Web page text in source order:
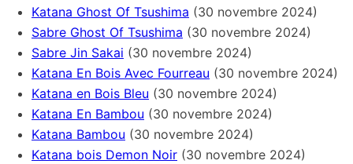
Katana Ghost Of Tsushima (30 novembre 2024)
Sabre Ghost Of Tsushima (30 novembre 2024)
Sabre Jin Sakai (30 novembre 2024)
Katana En Bois Avec Fourreau (30 novembre 2024)
Katana en Bois Bleu (30 novembre 2024)
Katana En Bambou (30 novembre 2024)
Katana Bambou (30 novembre 2024)
Katana bois Demon Noir (30 novembre 2024)